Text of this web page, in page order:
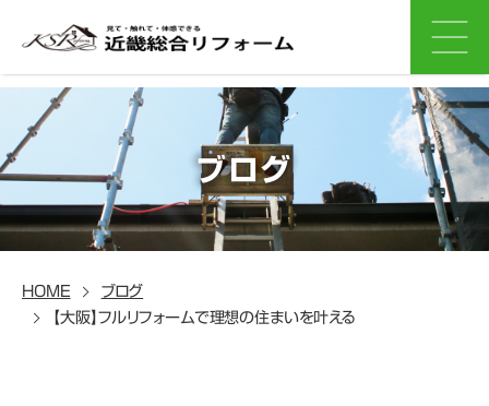
ブログ
HOME
ブログ
【大阪】フルリフォームで理想の住まいを叶える